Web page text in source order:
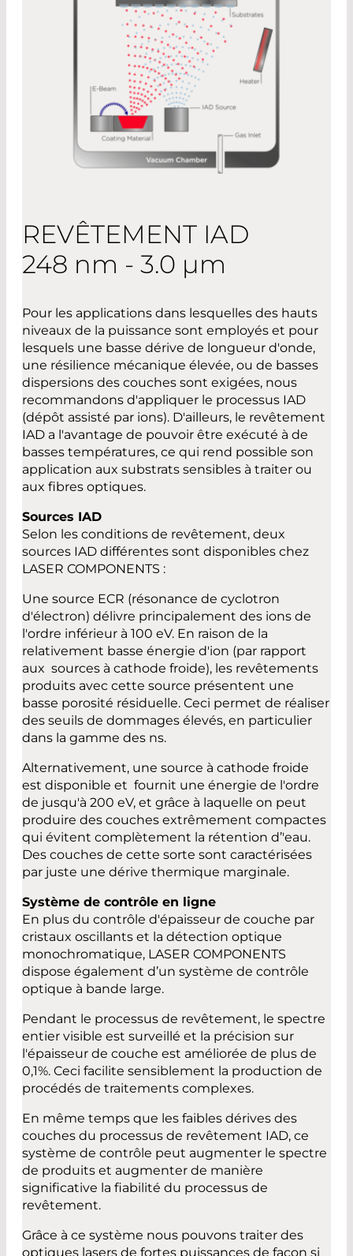
REVÊTEMENT IAD
248 nm - 3.0 µm
Pour les applications dans lesquelles des hauts
niveaux de la puissance sont employés et pour
lesquels une basse dérive de longueur d'onde,
une résilience mécanique élevée, ou de basses
dispersions des couches sont exigées, nous
recommandons d'appliquer le processus IAD
(dépôt assisté par ions). D'ailleurs, le revêtement
IAD a l'avantage de pouvoir être exécuté à de
basses températures, ce qui rend possible son
application aux substrats sensibles à traiter ou
aux fibres optiques.
Sources IAD
Selon les conditions de revêtement, deux
sources IAD différentes sont disponibles chez
LASER COMPONENTS :
Une source ECR (résonance de cyclotron
d'électron) délivre principalement des ions de
l'ordre inférieur à 100 eV. En raison de la
relativement basse énergie d'ion (par rapport
aux sources à cathode froide), les revêtements
produits avec cette source présentent une
basse porosité résiduelle. Ceci permet de réaliser
des seuils de dommages élevés, en particulier
dans la gamme des ns.
Alternativement, une source à cathode froide
est disponible et fournit une énergie de l'ordre
de jusqu'à 200 eV, et grâce à laquelle on peut
produire des couches extrêmement compactes
qui évitent complètement la rétention d’'eau.
Des couches de cette sorte sont caractérisées
par juste une dérive thermique marginale.
Système de contrôle en ligne
En plus du contrôle d'épaisseur de couche par
cristaux oscillants et la détection optique
monochromatique, LASER COMPONENTS
dispose également d’un système de contrôle
optique à bande large.
Pendant le processus de revêtement, le spectre
entier visible est surveillé et la précision sur
l'épaisseur de couche est améliorée de plus de
0,1%. Ceci facilite sensiblement la production de
procédés de traitements complexes.
En même temps que les faibles dérives des
couches du processus de revêtement IAD, ce
système de contrôle peut augmenter le spectre
de produits et augmenter de manière
significative la fiabilité du processus de
revêtement.
Grâce à ce système nous pouvons traiter des
optiques lasers de fortes puissances de façon si